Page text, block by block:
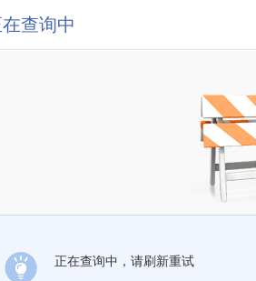
查询中
正在查询中，请刷新重试